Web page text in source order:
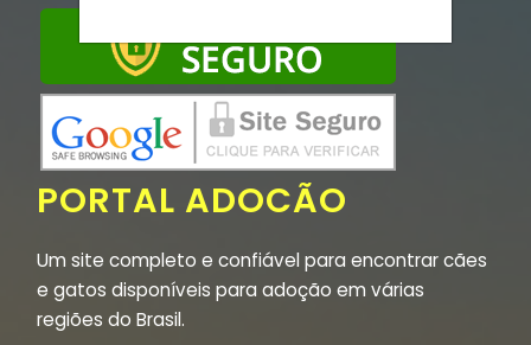
PORTAL ADOCÃO
Um site completo e confiável para encontrar cães
e gatos disponíveis para adoção em várias
regiões do Brasil.